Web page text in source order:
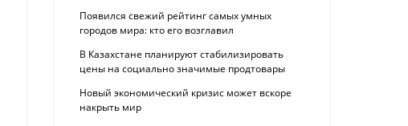
Появился свежий рейтинг самых умных
городов мира: кто его возглавил
В Казахстане планируют стабилизировать
цены на социально значимые продтовары
Новый экономический кризис может вскоре
накрыть мир